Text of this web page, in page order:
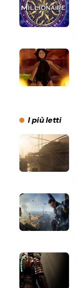
I più letti